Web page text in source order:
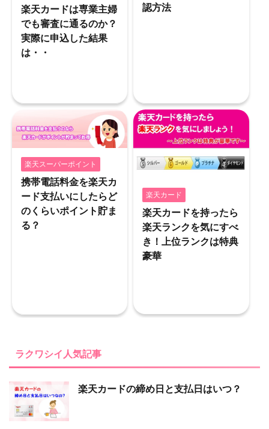
楽天カードは専業主婦
でも審査に通るのか？
実際に申込した結果
は・・
認方法
楽天スーパーポイント
携帯電話料金を楽天カ
ード支払いにしたらど
のくらいポイント貯ま
る？
楽天カード
楽天カードを持ったら
楽天ランクを気にすべ
き！上位ランクは特典
豪華
ラクワシイ人気記事
楽天カードの締め日と支払日はいつ？